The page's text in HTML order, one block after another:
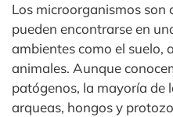
Los microorganismos son
pueden encontrarse en
ambientes como el suelo,
animales. Aunque
patógenos, la mayoría de
arqueas, hongos y